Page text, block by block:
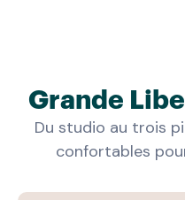
Grande
Du studio au trois
confortables